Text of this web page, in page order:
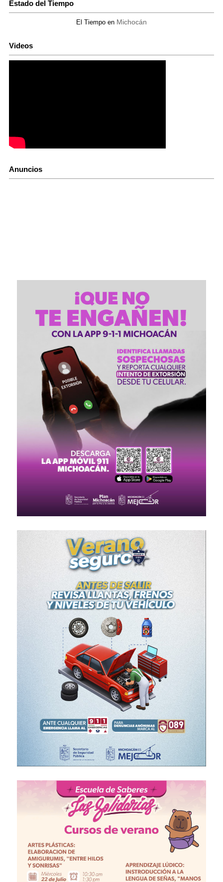
Estado del Tiempo
El Tiempo en Michocán
Videos
Anuncios